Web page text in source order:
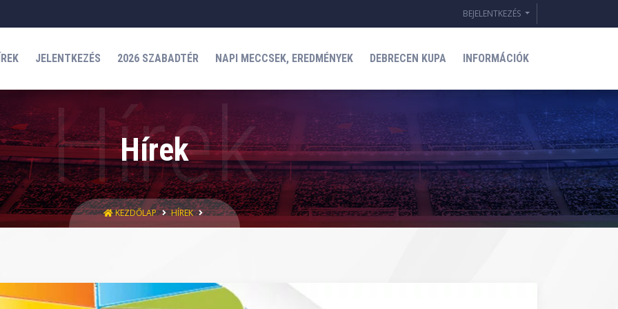
BEJELENTKEZÉS
JELENTKEZÉS 2026 SZABADTÉR NAPI MECCSEK, EREDMÉNYEK DEBRECEN KUPA INFORMÁCIÓK
Hírek
KEZDŐLAP HÍREK